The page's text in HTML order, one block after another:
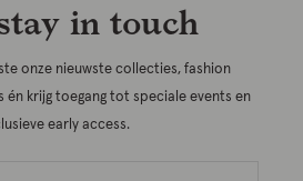
in touch
onze nieuwste collecties, fashion
én krijg toegang tot speciale events en
early access.